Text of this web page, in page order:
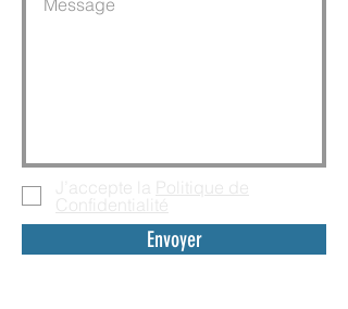
J’accepte la
Politique de
Confidentialité
Envoyer